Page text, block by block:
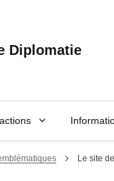
Diplomatie
Le site